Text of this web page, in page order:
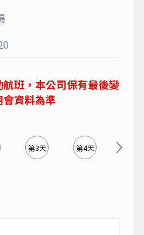
班，本公司保有最後變
資料為準
第3天 第4天